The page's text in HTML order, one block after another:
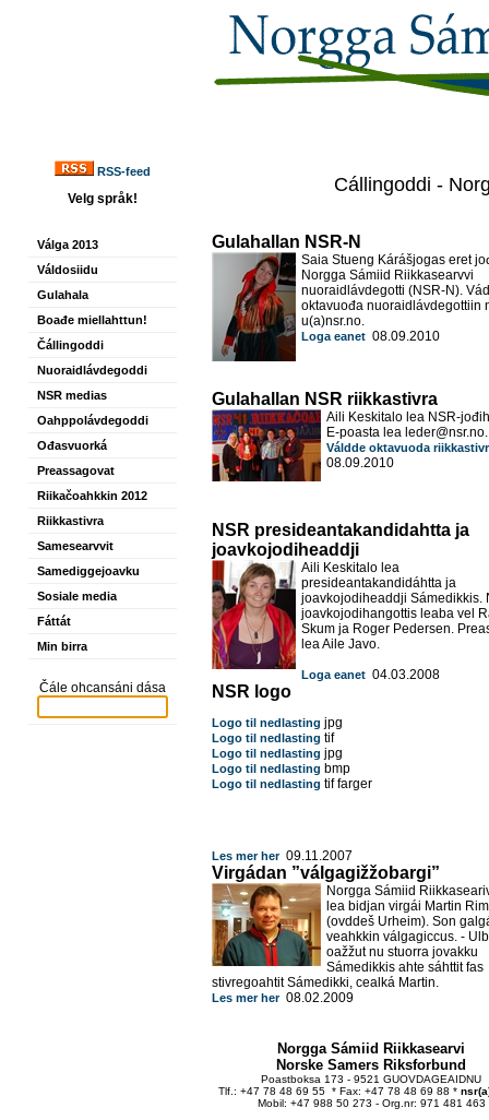
RSS-feed
Velg språk!
Válga 2013
Váldosiidu
Gulahala
Boađe miellahttun!
Čállingoddi
Nuoraidlávdegoddi
NSR medias
Oahppolávdegoddi
Ođasvuorká
Preassagovat
Riikačoahkkin 2012
Riikkastivra
Samesearvvit
Samediggejoavku
Sosiale media
Fáttát
Min birra
Čále ohcansáni dása
Cállingoddi -
Gulahallan NSR-N
Saia Stueng Kárášjogas eret
Norgga Sámiid Riikkasearvvi
nuoraidlávdegotti (NSR-N).
oktavuođa nuoraidlávdegottiin
u(a)nsr.no.
Loga eanet 08.09.2010
Gulahallan NSR riikkastivra
Aili Keskitalo lea NSR-
E-poasta lea leder@nsr.no.
Váldde oktavuoda
08.09.2010
NSR presideantakandidahtta ja
joavkojodiheaddji
Aili Keskitalo lea
presideantakandidáhtta ja
joavkojodiheaddji Sámedikkis.
joavkojodihangottis leaba vel
Skum ja Roger Pedersen.
lea Aile Javo.
Loga eanet 04.03.2008
NSR logo
Logo til nedlasting jpg
Logo til nedlasting tif
Logo til nedlasting jpg
Logo til nedlasting bmp
Logo til nedlasting tif farger
Les mer her09.11.2007
Virgádan ”válgagižžobargi”
Norgga Sámiid
lea bidjan virgái Martin
(ovddeš Urheim). Son
veahkkin válgagiccus. -
oažžut nu stuorra jovakku
Sámedikkis ahte sáhttit fas
stivregoahtit Sámedikki, cealká Martin.
Les mer her08.02.2009
Norgga Sámiid Riikkasearvi
Norske Samers Riksforbund
Poastboksa 173 - 9521 GUOVDAGEAIDNU
Tlf.: +47 78 48 69 55 * Fax: +47 78 48 69 88 *
Mobil: +47 988 50 273 - Org.nr: 971 481 463